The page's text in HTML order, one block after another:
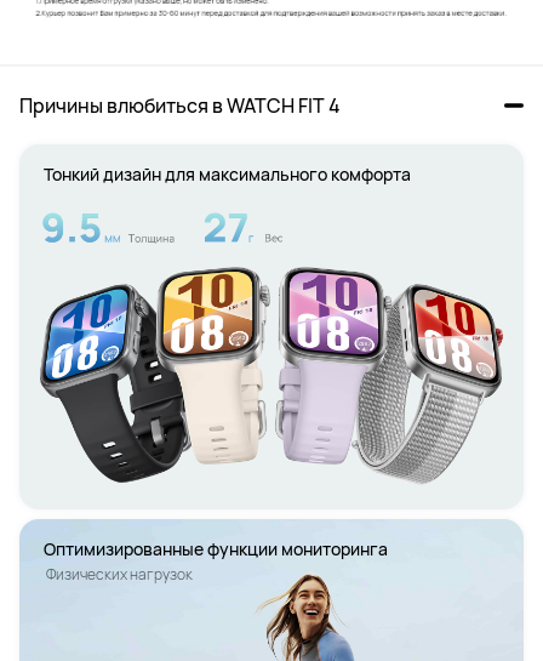
Причины влюбиться в WATCH FIT 4
Тонкий дизайн для максимального комфорта
Оптимизированные функции мониторинга
Физических нагрузок